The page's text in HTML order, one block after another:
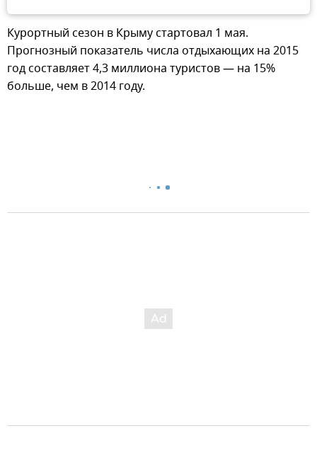
Курортный сезон в Крыму стартовал 1 мая.
Прогнозный показатель числа отдыхающих на 2015
год составляет 4,3 миллиона туристов — на 15%
больше, чем в 2014 году.